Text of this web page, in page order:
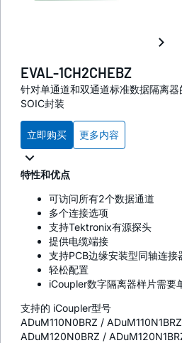
EVAL-1CH2CHEBZ
针对单通道和双通道标准数据隔离
SOIC封装
立即购买 更多内容
特性和优点
可访问所有2个数据通道
多个连接选项
支持Tektronix有源探头
提供电缆端接
支持PCB边缘安装型同轴连接
轻松配置
iCoupler数字隔离器样片需要
支持的 iCoupler型号
ADuM110N0BRZ / ADuM110N1BRZ
ADuM120N0BRZ /